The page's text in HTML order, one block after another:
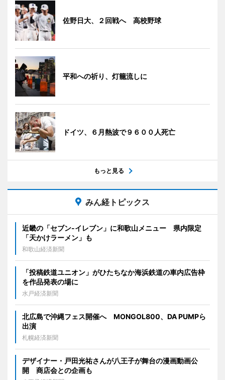
佐野日大、２回戦へ 高校野球
平和への祈り、灯籠流しに
ドイツ、６月熱波で９６００人死亡
もっと見る
みん経トピックス
近畿の「セブン-イレブン」に和歌山メニュー 県内限定
「天かけラーメン」も
和歌山経済新聞
「投稿鉄道ユニオン」がひたちなか海浜鉄道の車内広告枠
を作品発表の場に
水戸経済新聞
北広島で沖縄フェス開催へ MONGOL800、DA PUMPら
出演
札幌経済新聞
デザイナー・戸田光祐さんが八王子が舞台の漫画動画公
開 商店会との企画も